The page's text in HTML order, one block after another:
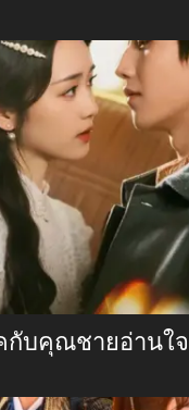
กับคุณชายอ่านใจ